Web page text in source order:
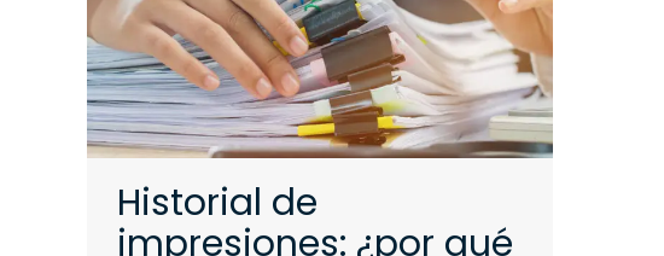
Historial de
impresiones: ¿por qué